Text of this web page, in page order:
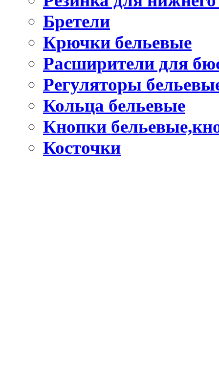
Бретели
Крючки бельевые
Расширители для
Регуляторы
Кольца бельевые
Кнопки
Косточки